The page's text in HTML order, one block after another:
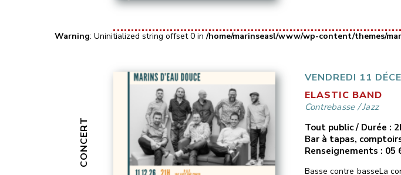
Warning: Uninitialized string offset 0 in/home/marinseasl/www/wp-content/themes/
CONCERT
VENDREDI 11
ELASTIC BAND
Contrebasse/Jazz
Tout public / Durée :
Bar à tapas,
Renseignements : 05
Basse contre basseLa